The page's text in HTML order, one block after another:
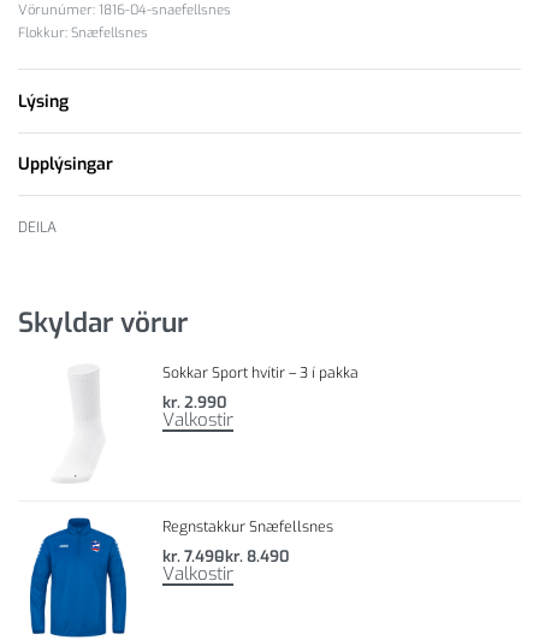
1816-04-snaefellsnes
Flokkur: Snæfellsnes
Lýsing
Upplýsingar
DEILA
Skyldar vörur
Sokkar Sport hvítir – 3 í pakka
kr.2.990
Valkostir
Regnstakkur Snæfellsnes
kr.7.490kr.8.490
Valkostir